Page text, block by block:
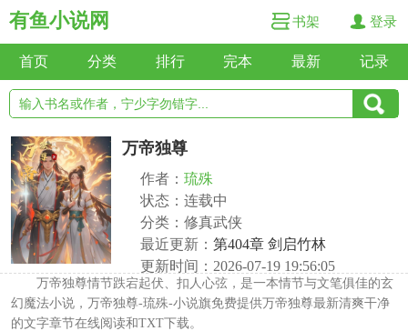
有鱼小说网 书架 登录
首页 分类 排行 完本 最新 记录
万帝独尊
作者： 琉殊
状态：连载中
分类：修真武侠
最近更新： 第404章 剑启竹林
更新时间：2026-07-19 19:56:05
万帝独尊情节跌宕起伏、扣人心弦，是一本情节与文笔俱佳的玄
幻魔法小说，万帝独尊-琉殊-小说旗免费提供万帝独尊最新清爽干净
的文字章节在线阅读和TXT下载。